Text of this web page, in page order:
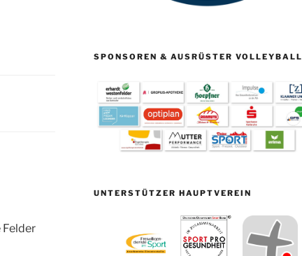
SPONSOREN & AUSRÜSTER VOLLEYBALL
UNTERSTÜTZER HAUPTVEREIN